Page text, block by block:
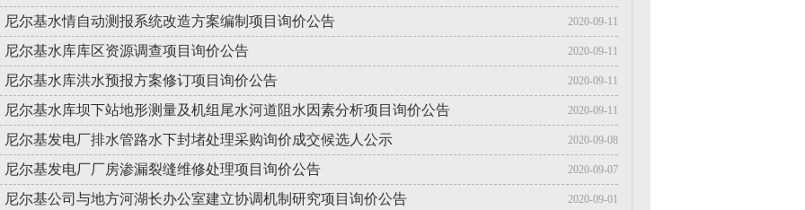
2020-09-11
尼尔基水情自动测报系统改造方案编制项目询价公告
2020-09-11
尼尔基水库库区资源调查项目询价公告
2020-09-11
尼尔基水库洪水预报方案修订项目询价公告
2020-09-11
尼尔基水库坝下站地形测量及机组尾水河道阻水因素分析项目询价公告
2020-09-08
尼尔基发电厂排水管路水下封堵处理采购询价成交候选人公示
2020-09-07
尼尔基发电厂厂房渗漏裂缝维修处理项目询价公告
2020-09-01
尼尔基公司与地方河湖长办公室建立协调机制研究项目询价公告